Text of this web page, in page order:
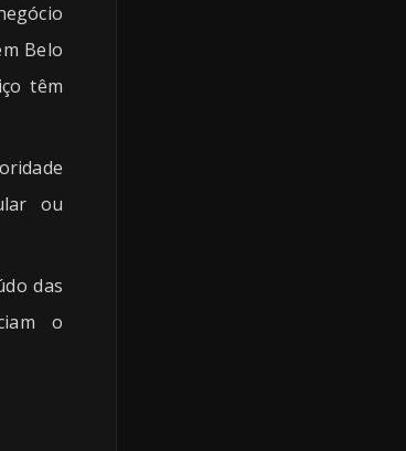
Belo
têm
ou
das
o